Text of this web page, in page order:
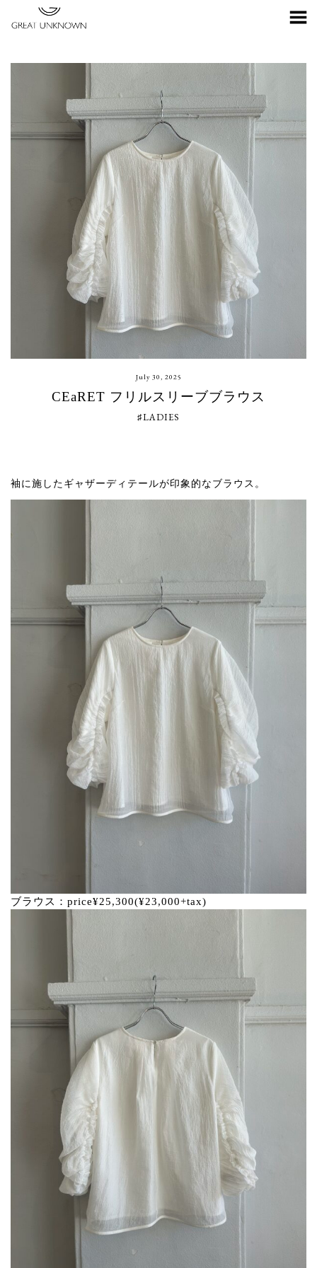
Toggle Menu
July 30, 2025
CEaRET フリルスリーブブラウス
♯LADIES
袖に施したギャザーディテールが印象的なブラウス。
ブラウス：price¥25,300(¥23,000+tax)